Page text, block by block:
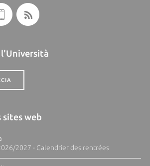
sites web
2027 - Calendrier des rentrées